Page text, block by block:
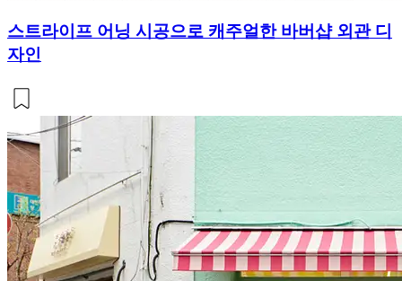
스트라이프 어닝 시공으로 캐주얼한 바버샵 외관 디
자인